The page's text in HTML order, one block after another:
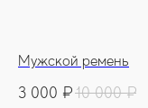
Мужской ремень
3 000 ₽ 10 000 ₽